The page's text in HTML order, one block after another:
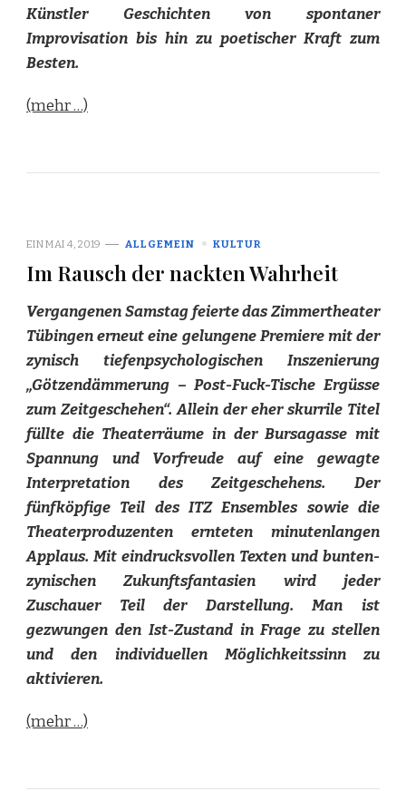
Künstler Geschichten von spontaner
Improvisation bis hin zu poetischer Kraft zum
Besten.
(mehr …)
EINMAI 4, 2019 ALLGEMEIN KULTUR
Im Rausch der nackten Wahrheit
Vergangenen Samstag feierte das Zimmertheater
Tübingen erneut eine gelungene Premiere mit der
zynisch tiefenpsychologischen Inszenierung
„Götzendämmerung – Post-Fuck-Tische Ergüsse
zum Zeitgeschehen“. Allein der eher skurrile Titel
füllte die Theaterräume in der Bursagasse mit
Spannung und Vorfreude auf eine gewagte
Interpretation des Zeitgeschehens. Der
fünfköpfige Teil des ITZ Ensembles sowie die
Theaterproduzenten ernteten minutenlangen
Applaus. Mit eindrucksvollen Texten und bunten-
zynischen Zukunftsfantasien wird jeder
Zuschauer Teil der Darstellung. Man ist
gezwungen den Ist-Zustand in Frage zu stellen
und den individuellen Möglichkeitssinn zu
aktivieren.
(mehr …)